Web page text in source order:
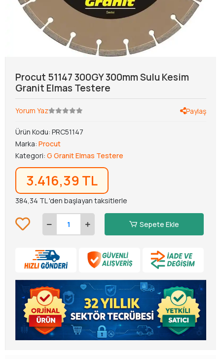
Procut 51147 300GY 300mm Sulu Kesim
Granit Elmas Testere
Yorum Yaz Paylaş
Ürün Kodu: PRC51147
Marka: Procut
Kategori: G Granit Elmas Testere
3.416,39 TL
384,34 TL 'den başlayan taksitlerle
Sepete Ekle